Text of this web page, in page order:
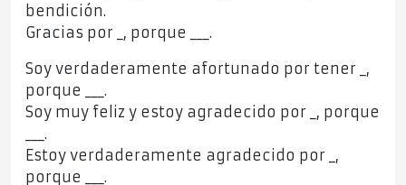
bendición.
Gracias por _, porque ___.
Soy verdaderamente afortunado por tener _,
porque ___.
Soy muy feliz y estoy agradecido por _, porque
___.
Estoy verdaderamente agradecido por _,
porque ___.